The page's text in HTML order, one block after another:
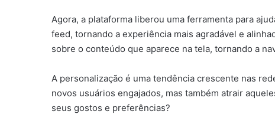
Agora, a plataforma liberou uma ferramenta para
feed, tornando a experiência mais agradável e
sobre o conteúdo que aparece na tela, tornando a
A personalização é uma tendência crescente nas
novos usuários engajados, mas também atrair
seus gostos e preferências?